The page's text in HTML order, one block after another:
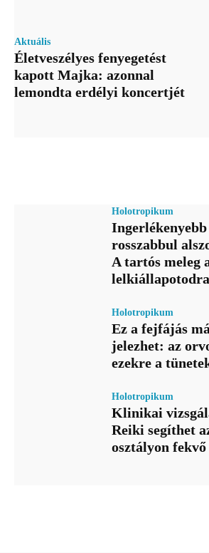
Aktuális
Életveszélyes fenyegetést
kapott Majka: azonnal
lemondta erdélyi koncertjét
Holotropikum
Ingerlékenyebb
rosszabbul
A tartós meleg
Holotropikum
Ez a fejfájás
jelezhet: az
ezekre a
Holotropikum
Klinikai
Reiki segíthet
osztályon